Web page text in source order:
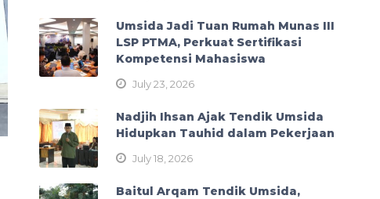
Umsida Jadi Tuan Rumah Munas III
LSP PTMA, Perkuat Sertifikasi
Kompetensi Mahasiswa
July 23, 2026
Nadjih Ihsan Ajak Tendik Umsida
Hidupkan Tauhid dalam Pekerjaan
July 18, 2026
Baitul Arqam Tendik Umsida,